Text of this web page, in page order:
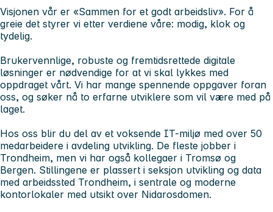
Visjonen vår er «Sammen for et godt arbeidsliv». For å
greie det styrer vi etter verdiene våre: modig, klok og
tydelig.
Brukervennlige, robuste og fremtidsrettede digitale
løsninger er nødvendige for at vi skal lykkes med
oppdraget vårt. Vi har mange spennende oppgaver foran
oss, og søker nå to erfarne utviklere som vil være med på
laget.
Hos oss blir du del av et voksende IT-miljø med over 50
medarbeidere i avdeling utvikling. De fleste jobber i
Trondheim, men vi har også kollegaer i Tromsø og
Bergen. Stillingene er plassert i seksjon utvikling og data
med arbeidssted Trondheim, i sentrale og moderne
kontorlokaler med utsikt over Nidarosdomen.